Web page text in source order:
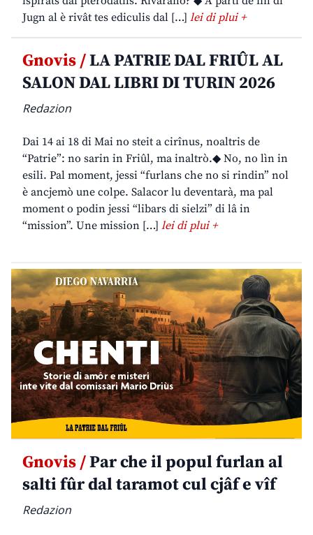
Jugn al è rivât tes ediculis dal […] lei di plui +
Gnovis /LA PATRIE DAL FRIÛL AL
SALON DAL LIBRI DI TURIN 2026
Redazion
Dai 14 ai 18 di Mai no steit a cirînus, noaltris de
“Patrie”: no sarin in Friûl, ma inaltrò.◆ No, no lìn in
esili. Pal moment, jessi “furlans che no si rindin” nol
è ancjemò une colpe. Salacor lu deventarà, ma pal
moment o podin jessi “libars di sielzi” di lâ in
“mission”. Une mission […] lei di plui +
Gnovis /Par che il popul furlan al
salti fûr dal taramot cul cjâf e vîf
Redazion